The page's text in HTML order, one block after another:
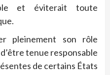
et éviterait toute
pleinement son rôle
tenue responsable
de certains États